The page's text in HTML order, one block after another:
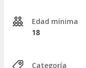
Edad mínima
18
Categoría